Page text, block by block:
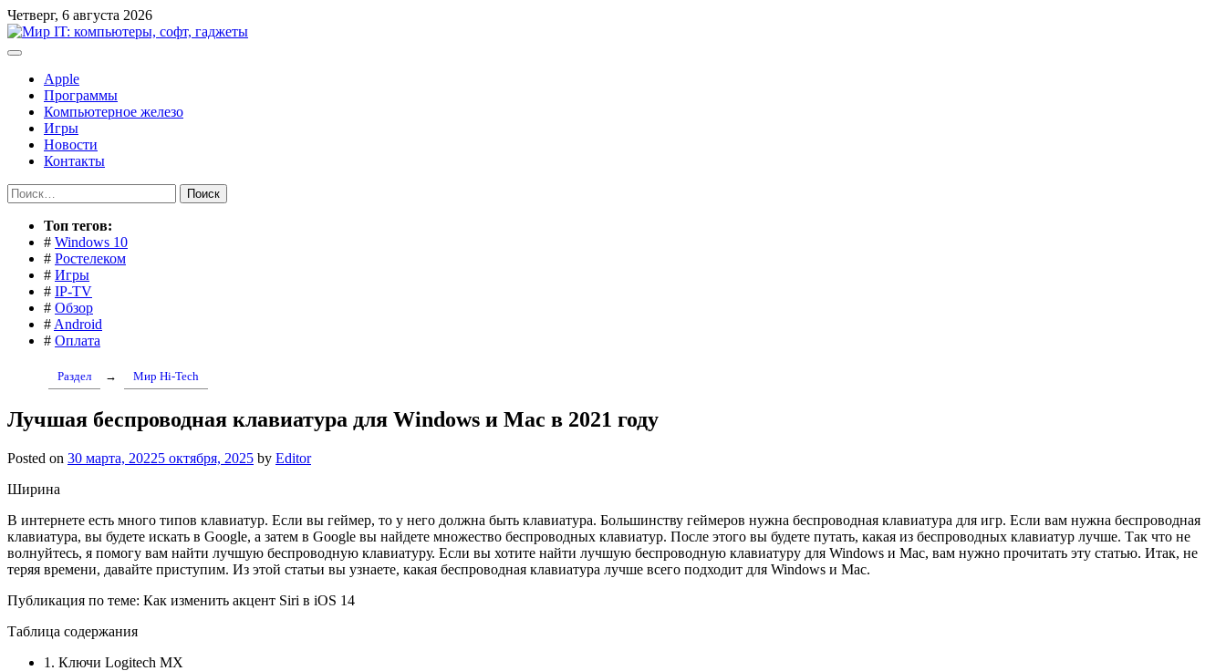
Перейти
к
содержимому
Четверг, 6 августа 2026
Apple
Программы
Компьютерное железо
Игры
Новости
Контакты
Найти:
Toп тегов:
# Windows 10
# Ростелеком
# Игры
# IP-TV
# Обзор
# Android
# Оплата
Раздел → Мир Hi-Tech
Лучшая беспроводная клавиатура для Windows и Mac в 2021 году
Posted on 30 марта, 20225 октября, 2025 by Editor
Ширина
В интернете есть много типов клавиатур. Если вы геймер, то у него должна быть клавиатура. Большинству геймеров нужна беспроводная клавиатура для игр. Если вам нужна беспроводная
клавиатура, вы будете искать в Google, а затем в Google вы найдете множество беспроводных клавиатур. После этого вы будете путать, какая из беспроводных клавиатур лучше. Так что не
волнуйтесь, я помогу вам найти лучшую беспроводную клавиатуру. Если вы хотите найти лучшую беспроводную клавиатуру для Windows и Mac, вам нужно прочитать эту статью. Итак, не
теряя времени, давайте приступим. Из этой статьи вы узнаете, какая беспроводная клавиатура лучше всего подходит для Windows и Mac.
Публикация по теме: Как изменить акцент Siri в iOS 14
Таблица содержания
1. Ключи Logitech MX